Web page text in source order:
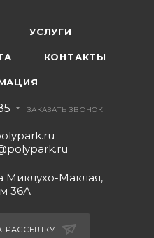
УСЛУГИ
КОНТАКТЫ
ЗАКАЗАТЬ ЗВОНОК
Миклухо-Маклая,
36А
РАССЫЛКУ